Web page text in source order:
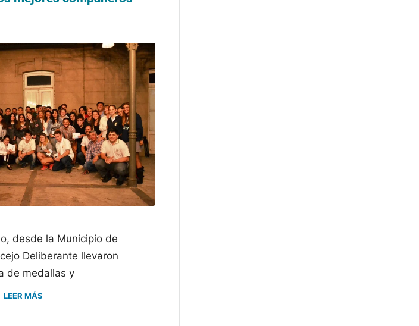
desde la Municipio de
Deliberante llevaron
de medallas y
LEER MÁS